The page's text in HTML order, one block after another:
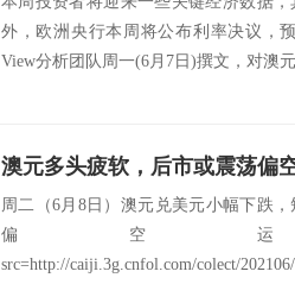
外，欧洲央行本周将公布利率决议，
View分析团队周一(6月7日)撰文，对澳
澳元多头疲软，后市或震荡偏
周二（6月8日）澳元兑美元小幅下跌
偏空
src=http://caiji.3g.cnfol.com/colect/